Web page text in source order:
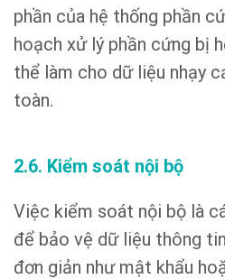
phần của hệ thống phần
hoạch xử lý phần cứng bị
thể làm cho dữ liệu nhạy
toàn.
2.6. Kiểm soát nội bộ
Việc kiểm soát nội bộ là
để bảo vệ dữ liệu thông
đơn giản như mật khẩu